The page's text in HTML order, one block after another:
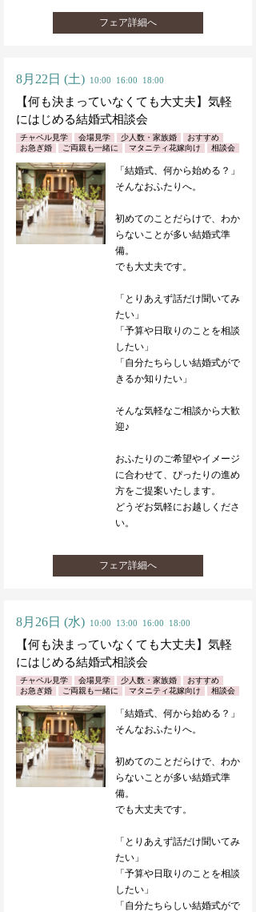
フェア詳細へ
8月22日 (土) 10:00 16:00 18:00
【何も決まっていなくても大丈夫】気軽
にはじめる結婚式相談会
チャペル見学 会場見学 少人数・家族婚
おすすめ
お急ぎ婚
ご両親も一緒に マタニティ花嫁向け 相談会
「結婚式、何から始める？」
そんなおふたりへ。
初めてのことだらけで、わか
らないことが多い結婚式準
備。
でも大丈夫です。
「とりあえず話だけ聞いてみ
たい」
「予算や日取りのことを相談
したい」
「自分たちらしい結婚式がで
きるか知りたい」
そんな気軽なご相談から大歓
迎♪
おふたりのご希望やイメージ
に合わせて、ぴったりの進め
方をご提案いたします。
どうぞお気軽にお越しくださ
い。
フェア詳細へ
8月26日 (水) 10:00 13:00 16:00 18:00
【何も決まっていなくても大丈夫】気軽
にはじめる結婚式相談会
チャペル見学 会場見学 少人数・家族婚
おすすめ
お急ぎ婚
ご両親も一緒に マタニティ花嫁向け 相談会
「結婚式、何から始める？」
そんなおふたりへ。
初めてのことだらけで、わか
らないことが多い結婚式準
備。
でも大丈夫です。
「とりあえず話だけ聞いてみ
たい」
「予算や日取りのことを相談
したい」
「自分たちらしい結婚式がで